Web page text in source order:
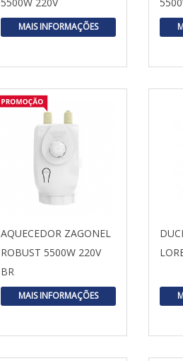
MAIS INFORMAÇÕES
AQUECEDOR ZAGONEL
ROBUST 5500W 220V
BR
MAIS INFORMAÇÕES